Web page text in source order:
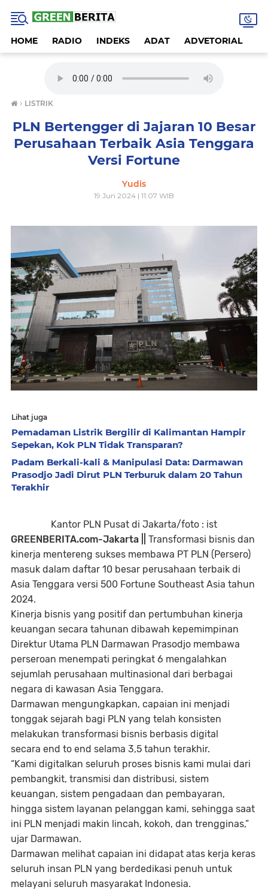
HOME RADIO INDEKS ADAT ADVETORIAL
› LISTRIK
PLN Bertengger di Jajaran 10 Besar
Perusahaan Terbaik Asia Tenggara
Versi Fortune
Yudis
19 Jun 2024 | 11:07 WIB
Lihat juga
Pemadaman Listrik Bergilir di Kalimantan Hampir
Sepekan, Kok PLN Tidak Transparan?
Padam Berkali-kali & Manipulasi Data: Darmawan
Prasodjo Jadi Dirut PLN Terburuk dalam 20 Tahun
Terakhir
Kantor PLN Pusat di Jakarta/foto : ist
GREENBERITA.com-Jakarta ||
Transformasi bisnis dan
kinerja mentereng sukses membawa PT PLN (Persero)
masuk dalam daftar 10 besar perusahaan terbaik di
Asia Tenggara versi 500 Fortune Southeast Asia tahun
2024.
Kinerja bisnis yang positif dan pertumbuhan kinerja
keuangan secara tahunan dibawah kepemimpinan
Direktur Utama PLN Darmawan Prasodjo membawa
perseroan menempati peringkat 6 mengalahkan
sejumlah perusahaan multinasional dari berbagai
negara di kawasan Asia Tenggara.
Darmawan mengungkapkan, capaian ini menjadi
tonggak sejarah bagi PLN yang telah konsisten
melakukan transformasi bisnis berbasis digital
secara end to end selama 3,5 tahun terakhir.
“Kami digitalkan seluruh proses bisnis kami mulai dari
pembangkit, transmisi dan distribusi, sistem
keuangan, sistem pengadaan dan pembayaran,
hingga sistem layanan pelanggan kami, sehingga saat
ini PLN menjadi makin lincah, kokoh, dan trengginas,”
ujar Darmawan.
Darmawan melihat capaian ini didapat atas kerja keras
seluruh insan PLN yang berdedikasi penuh untuk
melayani seluruh masyarakat Indonesia.